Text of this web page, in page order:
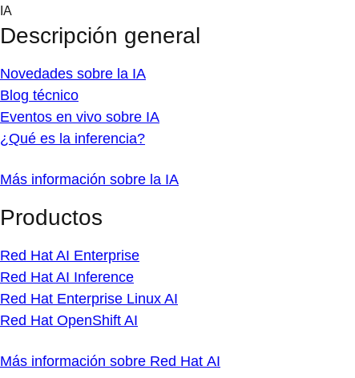
Skip
content
IA
Descripción general
Novedades sobre la IA
Blog técnico
Eventos en vivo sobre IA
¿Qué es la inferencia?
Más información sobre la IA
Productos
Red Hat AI Enterprise
Red Hat AI Inference
Red Hat Enterprise Linux AI
Red Hat OpenShift AI
Más información sobre Red Hat AI